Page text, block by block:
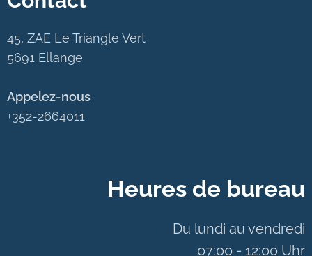
45, ZAE Le Triangle Vert
5691 Ellange
Appelez-nous
+352-2664011
Heures de bureau
Du lundi au vendredi
07:00 - 12:00 Uhr